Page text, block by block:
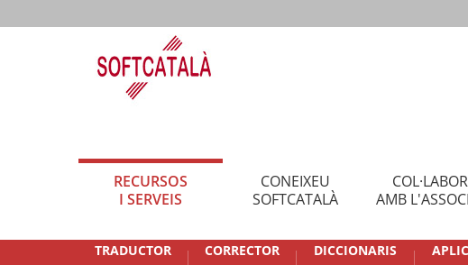
RECURSOS
I SERVEIS
CONEIXEU
SOFTCATALÀ
AMB
TRADUCTOR CORRECTOR DICCIONARIS